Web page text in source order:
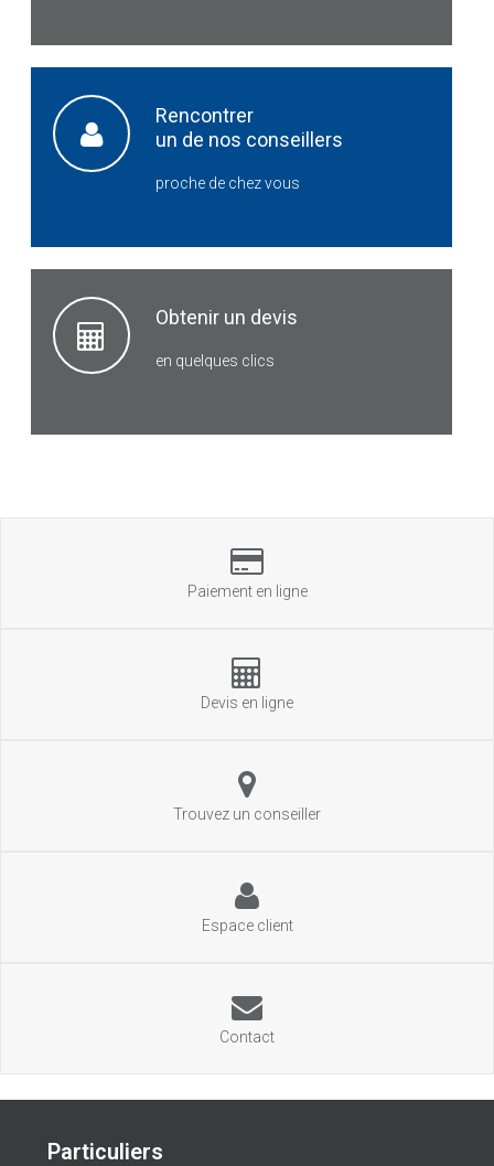
Rencontrer
un de nos conseillers
proche de chez vous
Obtenir un devis
en quelques clics
Paiement en ligne
Devis en ligne
Trouvez un conseiller
Espace client
Contact
Particuliers